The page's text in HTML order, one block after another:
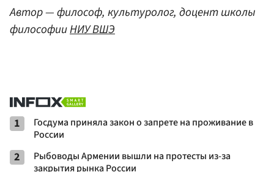
Автор — философ, культуролог, доцент школы
философииНИУ ВШЭ
1
Госдума приняла закон о запрете на проживание в
России
2
Рыбоводы Армении вышли на протесты из-за
закрытия рынка России